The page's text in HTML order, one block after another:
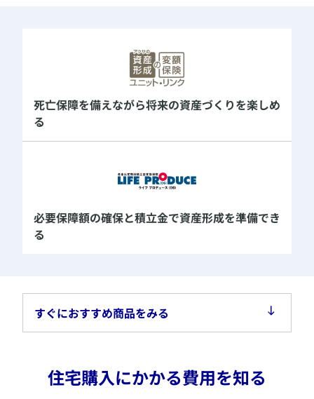
死亡保障を備えながら将来の資産づくりを楽しめ
る
必要保障額の確保と積立金で資産形成を準備でき
る
すぐにおすすめ商品をみる
​住宅購入にかかる費用を知る